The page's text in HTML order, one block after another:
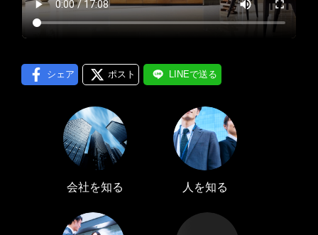
シェア ポスト LINEで送る
会社を知る 人を知る